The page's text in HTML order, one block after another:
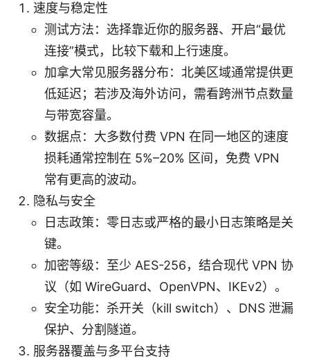
速度与稳定性
测试方法：选择靠近你的服务器、开启“最优
连接”模式，比较下载和上行速度。
加拿大常见服务器分布：北美区域通常提供更
低延迟；若涉及海外访问，需看跨洲节点数量
与带宽容量。
数据点：大多数付费 VPN 在同一地区的速度
损耗通常控制在 5%–20% 区间，免费 VPN
常有更高的波动。
隐私与安全
日志政策：零日志或严格的最小日志策略是关
键。
加密等级：至少 AES-256，结合现代 VPN 协
议（如 WireGuard、OpenVPN、IKEv2）。
安全功能：杀开关（kill switch）、DNS 泄漏
保护、分割隧道。
服务器覆盖与多平台支持